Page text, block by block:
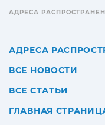
АДРЕСА
АДРЕСА
ВСЕ НОВОСТИ
ВСЕ СТАТЬИ
ГЛАВНАЯ